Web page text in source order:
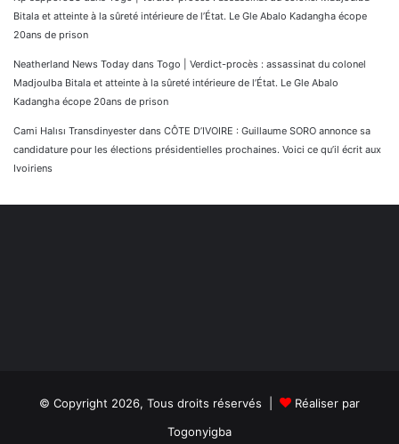
Bitala et atteinte à la sûreté intérieure de l’État. Le Gle Abalo Kadangha écope
20ans de prison
Neatherland News Today dans Togo | Verdict-procès : assassinat du colonel
Madjoulba Bitala et atteinte à la sûreté intérieure de l’État. Le Gle Abalo
Kadangha écope 20ans de prison
Cami Halısı Transdinyester dans CÔTE D’IVOIRE : Guillaume SORO annonce sa
candidature pour les élections présidentielles prochaines. Voici ce qu’il écrit aux
Ivoiriens
© Copyright 2026, Tous droits réservés |
Réaliser par
Togonyigba